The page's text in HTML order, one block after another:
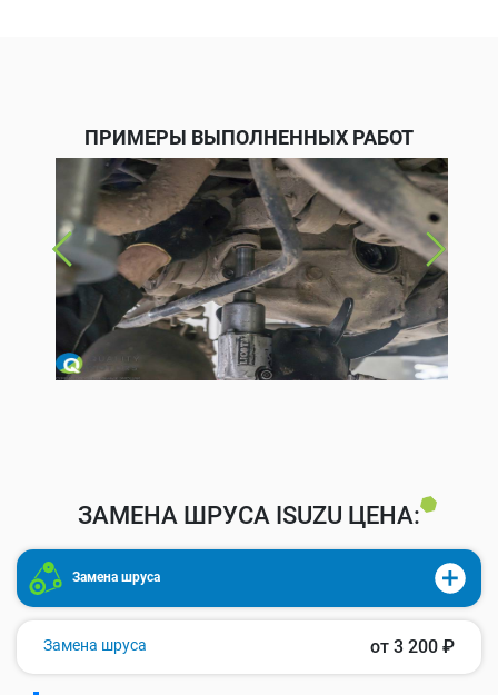
ПРИМЕРЫ ВЫПОЛНЕННЫХ РАБОТ
ЗАМЕНА ШРУСА ISUZU ЦЕНА:
Замена шруса
Замена шруса от 3 200 ₽